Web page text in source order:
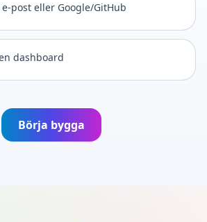
post eller Google/GitHub
dashboard
Börja bygga